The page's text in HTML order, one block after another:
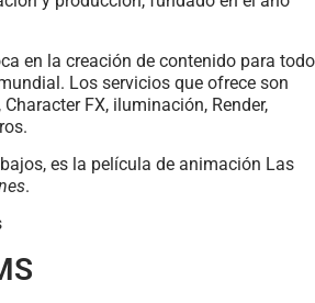
en la creación de contenido para todo
Los servicios que ofrece son
FX, iluminación, Render,
es la película de animación Las
.